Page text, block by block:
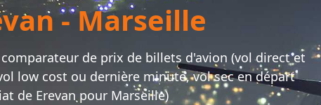
- Marseille
de prix de billets d'avion (vol direct et
low cost ou dernière minute, vol sec en départ
de Erevan pour Marseille)